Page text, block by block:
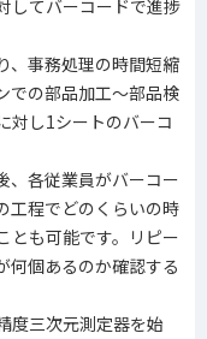
してバーコードで進捗
、事務処理の時間短縮
での部品加工～部品検
対し1シートのバーコ
、各従業員がバーコー
工程でどのくらいの時
とも可能です。リピー
何個あるのか確認する
度三次元測定器を始